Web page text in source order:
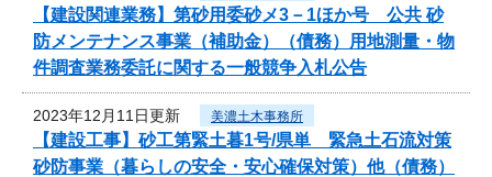
【建設関連業務】第砂用委砂メ3－1ほか号 公共 砂
防メンテナンス事業（補助金）（債務）用地測量・物
件調査業務委託に関する一般競争入札公告
2023年12月11日更新 美濃土木事務所
【建設工事】砂工第緊土暮1号/県単 緊急土石流対策
砂防事業（暮らしの安全・安心確保対策）他（債務）